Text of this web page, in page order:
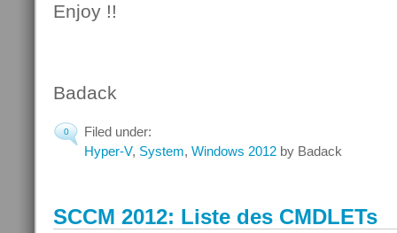
Enjoy !!
Badack
0
Filed under:
Hyper-V, System, Windows 2012 by Badack
SCCM 2012: Liste des CMDLETs